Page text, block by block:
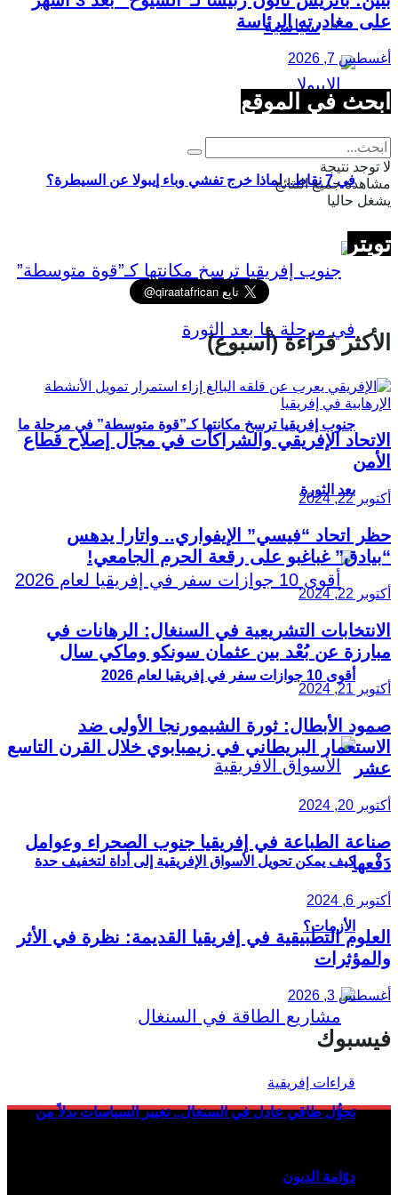
سياسية
في 7 نقاط.. لماذا خرج تفشي وباء إيبولا عن السيطرة؟
جنوب إفريقيا ترسخ مكانتها كـ”قوة متوسطة” في مرحلة ما
بعد الثورة
أقوى 10 جوازات سفر في إفريقيا لعام 2026
كيف يمكن تحويل الأسواق الإفريقية إلى أداة لتخفيف حدة
الأزمات؟
تحوُّل طاقي عادل في السنغال.. تغيير السياسات بدلاً من
دوّامة الديون
على مغادرته الرئاسة
أغسطس 7, 2026
ابحث في الموقع
لا توجد نتيجة
مشاهدة جميع النتائج
يشغل حاليا
تويتر
الأكثر قراءة (أسبوع)
الاتحاد الإفريقي والشراكات في مجال إصلاح قطاع
الأمن
أكتوبر 22, 2024
حظر اتحاد “فيسي” الإيفواري.. واتارا يدهس
“بيادق” غباغبو على رقعة الحرم الجامعي!
أكتوبر 22, 2024
الانتخابات التشريعية في السنغال: الرهانات في
مبارزة عن بُعْد بين عثمان سونكو وماكي سال
أكتوبر 21, 2024
صمود الأبطال: ثورة الشيمورنجا الأولى ضد
الاستعمار البريطاني في زيمبابوي خلال القرن التاسع
عشر
أكتوبر 20, 2024
صناعة الطباعة في إفريقيا جنوب الصحراء وعوامل
دَفْعها
أكتوبر 6, 2024
العلوم التطبيقية في إفريقيا القديمة: نظرة في الأثر
والمؤثرات
أغسطس 3, 2026
فيسبوك